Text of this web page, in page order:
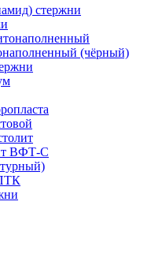
стержни
(чёрный)
ВФТ-С